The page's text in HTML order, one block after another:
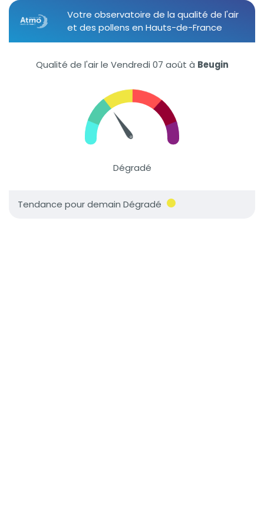
Votre observatoire de la qualité de l'air
et des pollens en Hauts-de-France
Qualité de l'air le Vendredi 07 août à Beugin
Dégradé
Tendance pour demain Dégradé